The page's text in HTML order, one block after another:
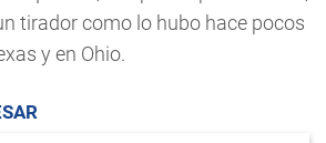
tirador como lo hubo hace pocos
y en Ohio.